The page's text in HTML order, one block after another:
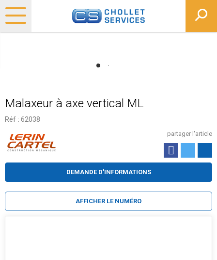
Malaxeur à axe vertical ML
Réf : 62038
partager l'article
DEMANDE D'INFORMATIONS
AFFICHER LE NUMÉRO